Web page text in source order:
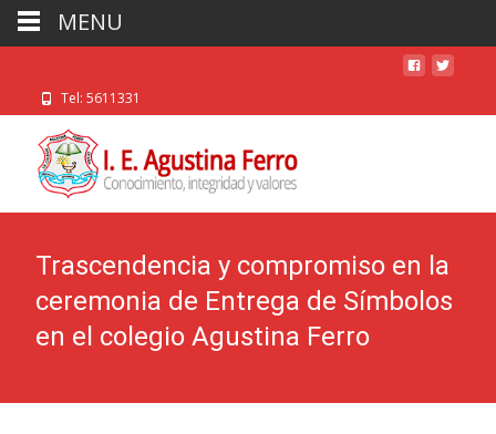
Tel: 5611331
Trascendencia y compromiso en la
ceremonia de Entrega de Símbolos
en el colegio Agustina Ferro
MENU